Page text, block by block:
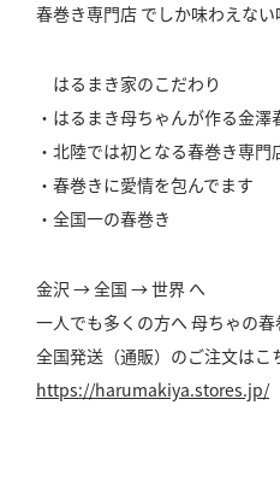
春巻き専門店 でしか味わえな
はるまき家のこだわり
・はるまき母ちゃんが作る金澤
・北陸では初となる春巻き専門
・春巻きに愛情を包んでます
・全国一の春巻き
金沢 → 全国 → 世界 へ
一人でも多くの方へ 母ちゃの
全国発送（通販）のご注文はこ
https://harumakiya.stores.jp/